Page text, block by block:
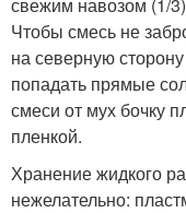
Чтобы смесь не
на северную
попадать прямые
смеси от мух бочку
пленкой.
Хранение жидкого
нежелательно: